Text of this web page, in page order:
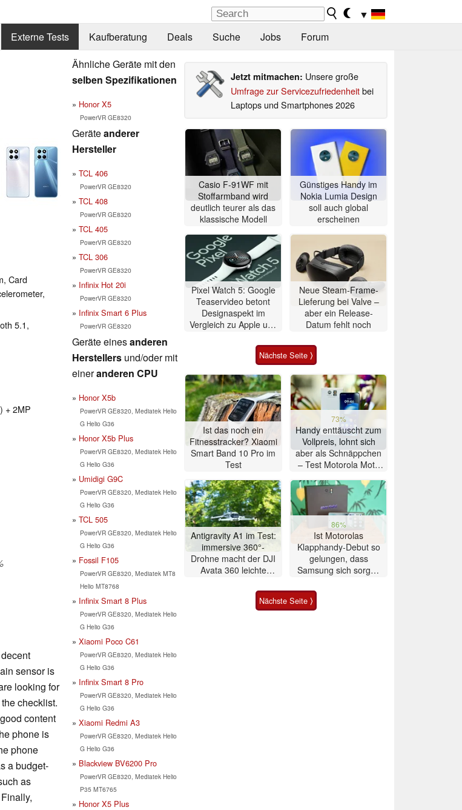
▼
Externe Tests Kaufberatung Deals Suche Jobs Forum
Card
5.1,
+ 2MP
sensor is
looking for
checklist.
content
phone is
phone
a budget-
as
Ähnliche Geräte mit den
selben Spezifikationen
Honor X5
PowerVR GE8320
Geräteanderer
Hersteller
TCL 406
PowerVR GE8320
TCL 408
PowerVR GE8320
TCL 405
PowerVR GE8320
TCL 306
PowerVR GE8320
Infinix Hot 20i
PowerVR GE8320
Infinix Smart 6 Plus
PowerVR GE8320
Geräte einesanderen
Herstellers und/oder mit
eineranderen CPU
Honor X5b
PowerVR GE8320, Mediatek Helio
G Helio G36
Honor X5b Plus
PowerVR GE8320, Mediatek Helio
G Helio G36
Umidigi G9C
PowerVR GE8320, Mediatek Helio
G Helio G36
TCL 505
PowerVR GE8320, Mediatek Helio
G Helio G36
Fossil F105
PowerVR GE8320, Mediatek MT8
Helio MT8768
Infinix Smart 8 Plus
PowerVR GE8320, Mediatek Helio
G Helio G36
Xiaomi Poco C61
PowerVR GE8320, Mediatek Helio
G Helio G36
Infinix Smart 8 Pro
PowerVR GE8320, Mediatek Helio
G Helio G36
Xiaomi Redmi A3
PowerVR GE8320, Mediatek Helio
G Helio G36
Blackview BV6200 Pro
PowerVR GE8320, Mediatek Helio
P35 MT6765
Honor X5 Plus
Jetzt mitmachen: Unsere große
Umfrage zur Servicezufriedenheitbei
Laptops und Smartphones 2026
Casio F-91WF mit
Stoffarmband wird
deutlich teurer als das
klassische Modell
Günstiges Handy im
Nokia Lumia Design
soll auch global
erscheinen
Pixel Watch 5: Google
Teaservideo betont
Designaspekt im
Vergleich zu Apple und
Neue Steam-Frame-
Lieferung bei Valve –
aber ein Release-
Datum fehlt noch
Nächste Seite ⟩
Ist das noch ein
Fitnesstracker? Xiaomi
Smart Band 10 Pro im
Test
73%
Handy enttäuscht zum
Vollpreis, lohnt sich
aber als Schnäppchen
– Test Motorola Moto
Antigravity A1 im Test:
immersive 360°-
Drohne macht der DJI
Avata 360 leichte
86%
Ist Motorolas
Klapphandy-Debut so
gelungen, dass
Samsung sich sorgen
Smartphone im Test
Nächste Seite ⟩